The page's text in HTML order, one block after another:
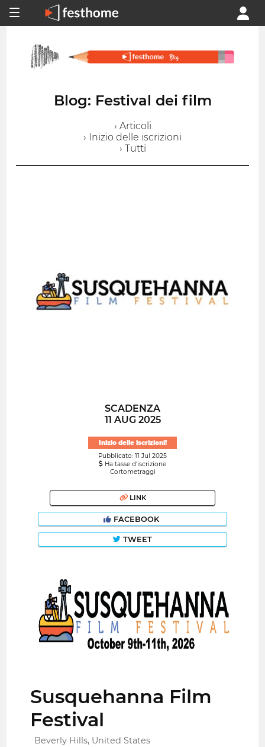
Blog: Festival dei film
› Articoli
› Inizio delle iscrizioni
› Tutti
SCADENZA
11 AUG 2025
Inizio delle iscrizioni!
Pubblicato: 11 Jul 2025
Ha tasse d'iscrizione
Cortometraggi
LINK
FACEBOOK
TWEET
Susquehanna Film
Festival
Beverly Hills, United States